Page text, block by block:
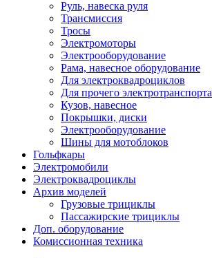
Руль, навеска руля
Трансмиссия
Тросы
Электромоторы
Электрооборудование
Рама, навесное оборудование
Для электроквадроциклов
Для прочего электротранспорта
Кузов, навесное
Покрышки, диски
Электрооборудование
Шины для мотоблоков
Гольфкары
Электромобили
Электроквадроциклы
Архив моделей
Грузовые трициклы
Пассажирские трициклы
Доп. оборудование
Комиссионная техника